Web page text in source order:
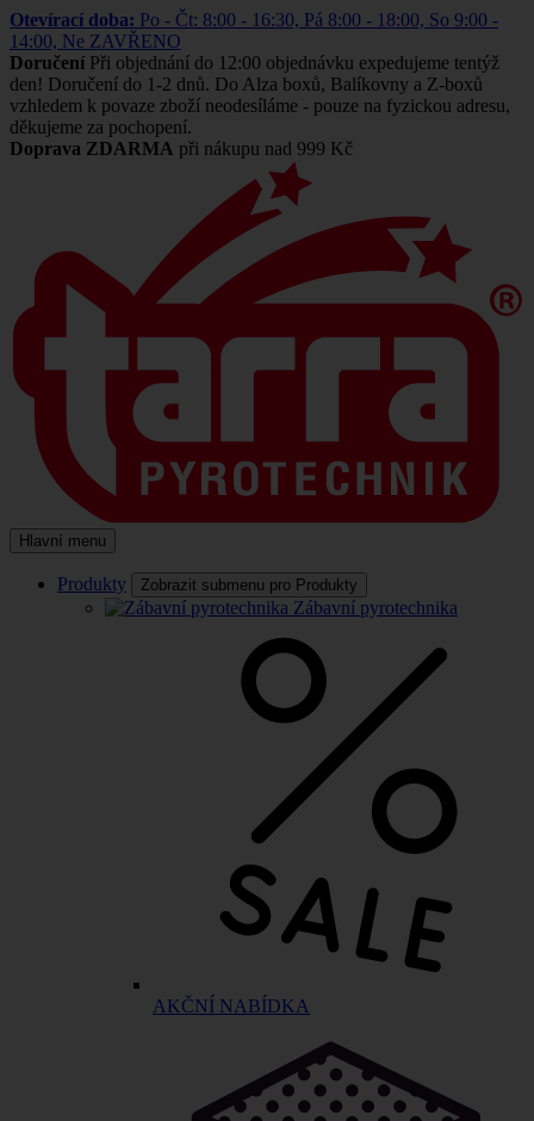
Otevírací doba: Po - Čt: 8:00 - 16:30, Pá 8:00 - 18:00, So 9:00 -
14:00, Ne ZAVŘENO
Doručení Při objednání do 12:00 objednávku expedujeme tentýž
den! Doručení do 1-2 dnů. Do Alza boxů, Balíkovny a Z-boxů
vzhledem k povaze zboží neodesíláme - pouze na fyzickou adresu,
děkujeme za pochopení.
Doprava ZDARMA při nákupu nad 999 Kč
Hlavní menu
Produkty Zobrazit submenu pro Produkty
Zábavní pyrotechnika
AKČNÍ NABÍDKA